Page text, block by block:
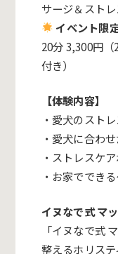
サージ＆スト
イベント限
20分 3,300円
付き）
【体験内容】
・愛犬のスト
・愛犬に合わ
・ストレスケ
・お家ででき
イヌなで式 マ
「イヌなで式
整えるホリス